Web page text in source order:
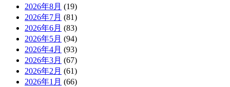
2026年8月 (19)
2026年7月 (81)
2026年6月 (83)
2026年5月 (94)
2026年4月 (93)
2026年3月 (67)
2026年2月 (61)
2026年1月 (66)